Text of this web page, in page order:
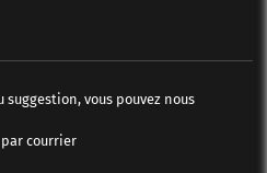
vous pouvez nous
courrier